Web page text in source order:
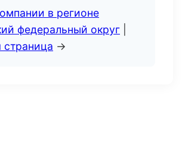
в регионе
федеральный округ
страница →